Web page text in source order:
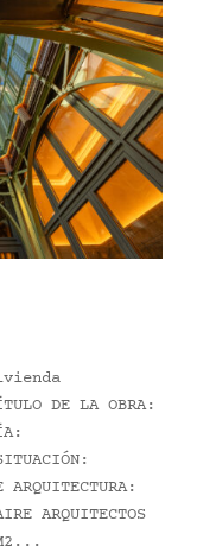
DE LA OBRA:
ARQUITECTOS